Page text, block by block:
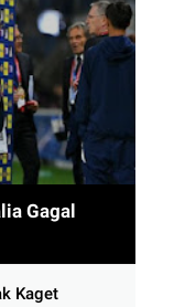
Gagal
Kaget